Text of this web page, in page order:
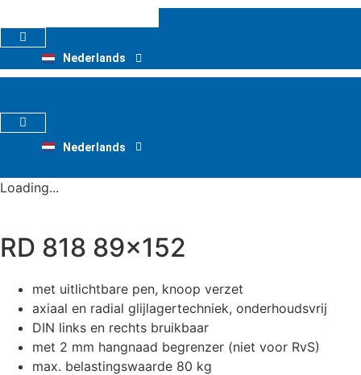
naar
de
inhoud
Nederlands
English
Nederlands
English
Loading...
RD 818 89×152
met uitlichtbare pen, knoop verzet
axiaal en radial glijlagertechniek, onderhoudsvrij
DIN links en rechts bruikbaar
met 2 mm hangnaad begrenzer (niet voor RvS)
max. belastingswaarde 80 kg